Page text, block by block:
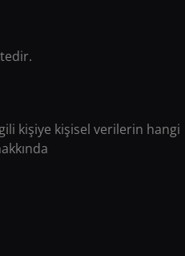
kişiye kişisel verilerin hangi